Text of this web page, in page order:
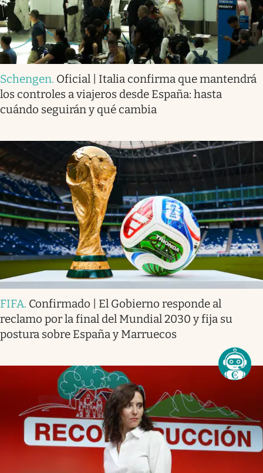
Schengen. Oficial | Italia confirma que mantendrá
los controles a viajeros desde España: hasta
cuándo seguirán y qué cambia
FIFA. Confirmado | El Gobierno responde al
reclamo por la final del Mundial 2030 y fija su
postura sobre España y Marruecos